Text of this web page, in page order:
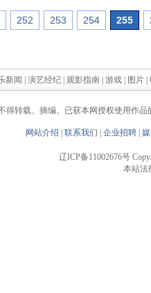
252 253 254 255
新闻 演艺经纪| 观影指南| 游戏| 图片|
得转载、摘编。已获本网授权使用作
网站介绍 联系我们 企业招聘
辽ICP备11002676号
本站法